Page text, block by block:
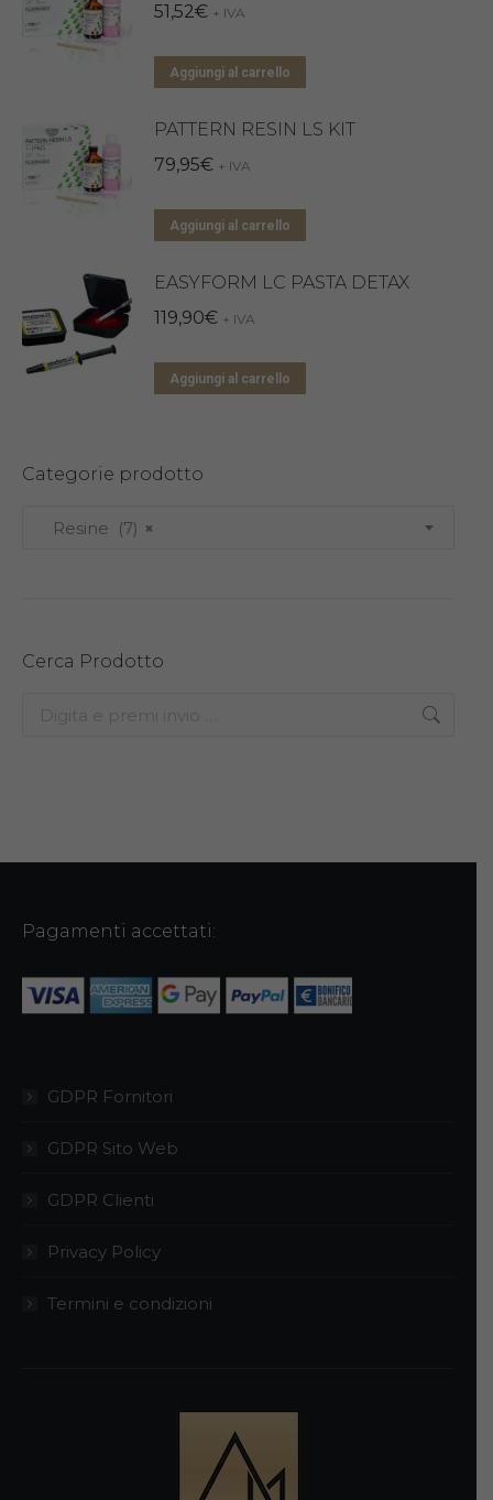
51,52€ + IVA
Aggiungi al carrello
PATTERN RESIN LS KIT
79,95€ + IVA
Aggiungi al carrello
EASYFORM LC PASTA DETAX
119,90€ + IVA
Aggiungi al carrello
Categorie prodotto
×
Resine (7)
Cerca Prodotto
Pagamenti accettati:
GDPR Fornitori
GDPR Sito Web
GDPR Clienti
Privacy Policy
Termini e condizioni